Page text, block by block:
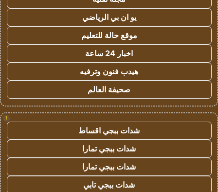
يو ان بي الرياضي
موقع حالة للتعليم
اخبار 24 ساعة
هيدب فنون وترفيه
صحيفة العالم
!
شدات ببجي اقساط
شدات ببجي تمارا
شدات ببجي تمارا
شدات ببجي تابي